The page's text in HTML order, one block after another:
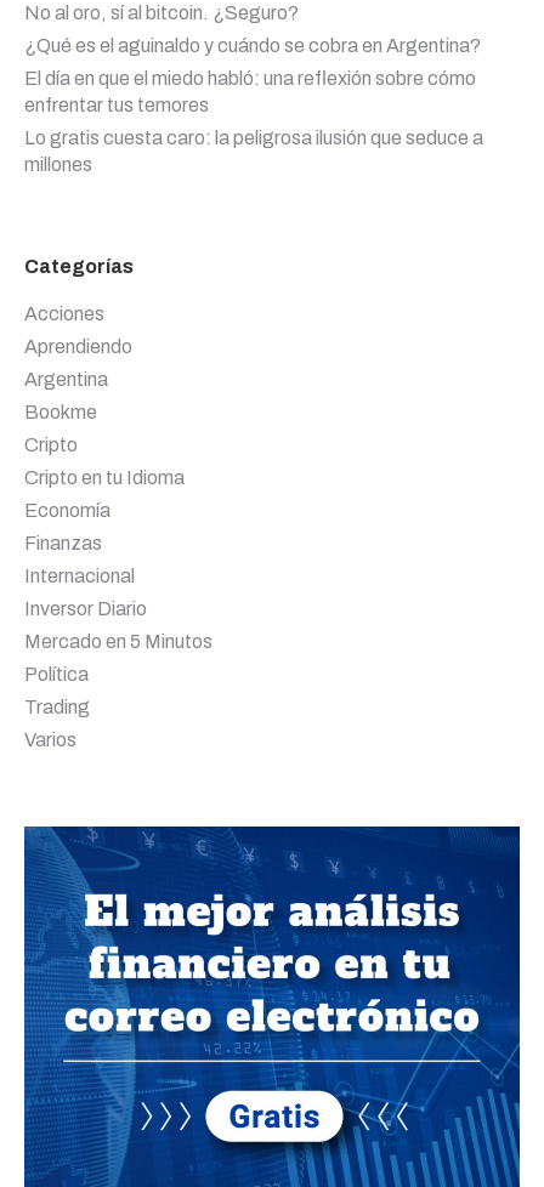
No al oro, sí al bitcoin. ¿Seguro?
¿Qué es el aguinaldo y cuándo se cobra en Argentina?
El día en que el miedo habló: una reflexión sobre cómo
enfrentar tus temores
Lo gratis cuesta caro: la peligrosa ilusión que seduce a
millones
Categorías
Acciones
Aprendiendo
Argentina
Bookme
Cripto
Cripto en tu Idioma
Economía
Finanzas
Internacional
Inversor Diario
Mercado en 5 Minutos
Política
Trading
Varios